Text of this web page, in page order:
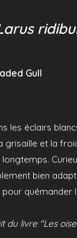
Gull
les éclairs
grisaille et la
bien
quémander
du livre "Les